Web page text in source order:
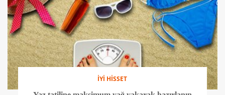
İYİ HİSSET